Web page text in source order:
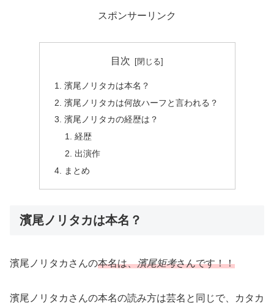
スポンサーリンク
目次
濱尾ノリタカは本名？
濱尾ノリタカは何故ハーフと言われる？
濱尾ノリタカの経歴は？
経歴
出演作
まとめ
濱尾ノリタカは本名？
濱尾ノリタカさんの本名は、濱尾矩考さんです！！
濱尾ノリタカさんの本名の読み方は芸名と同じで、カタカ